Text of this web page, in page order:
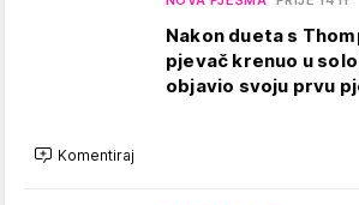
Nakon dueta s
pjevač krenuo u
objavio svoju prvu
Komentiraj